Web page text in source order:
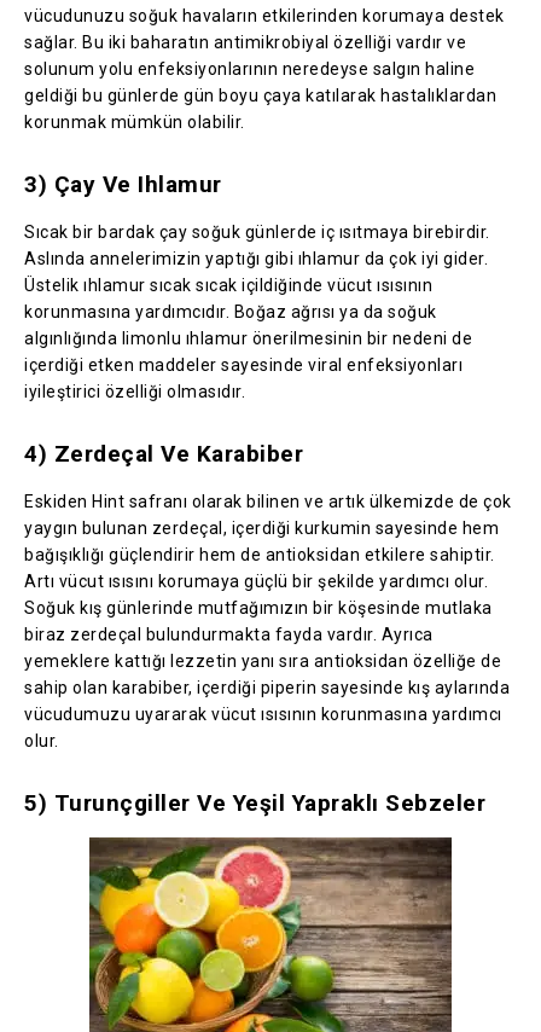
vücudunuzu soğuk havaların etkilerinden korumaya destek
sağlar. Bu iki baharatın antimikrobiyal özelliği vardır ve
solunum yolu enfeksiyonlarının neredeyse salgın haline
geldiği bu günlerde gün boyu çaya katılarak hastalıklardan
korunmak mümkün olabilir.
3) Çay Ve Ihlamur
Sıcak bir bardak çay soğuk günlerde iç ısıtmaya birebirdir.
Aslında annelerimizin yaptığı gibi ıhlamur da çok iyi gider.
Üstelik ıhlamur sıcak sıcak içildiğinde vücut ısısının
korunmasına yardımcıdır. Boğaz ağrısı ya da soğuk
algınlığında limonlu ıhlamur önerilmesinin bir nedeni de
içerdiği etken maddeler sayesinde viral enfeksiyonları
iyileştirici özelliği olmasıdır.
4) Zerdeçal Ve Karabiber
Eskiden Hint safranı olarak bilinen ve artık ülkemizde de çok
yaygın bulunan zerdeçal, içerdiği kurkumin sayesinde hem
bağışıklığı güçlendirir hem de antioksidan etkilere sahiptir.
Artı vücut ısısını korumaya güçlü bir şekilde yardımcı olur.
Soğuk kış günlerinde mutfağımızın bir köşesinde mutlaka
biraz zerdeçal bulundurmakta fayda vardır. Ayrıca
yemeklere kattığı lezzetin yanı sıra antioksidan özelliğe de
sahip olan karabiber, içerdiği piperin sayesinde kış aylarında
vücudumuzu uyararak vücut ısısının korunmasına yardımcı
olur.
5) Turunçgiller Ve Yeşil Yapraklı Sebzeler